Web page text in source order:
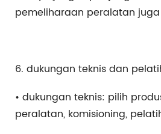
pemeliharaan peralatan
6. dukungan teknis dan
• dukungan teknis: pilih
peralatan, komisioning,